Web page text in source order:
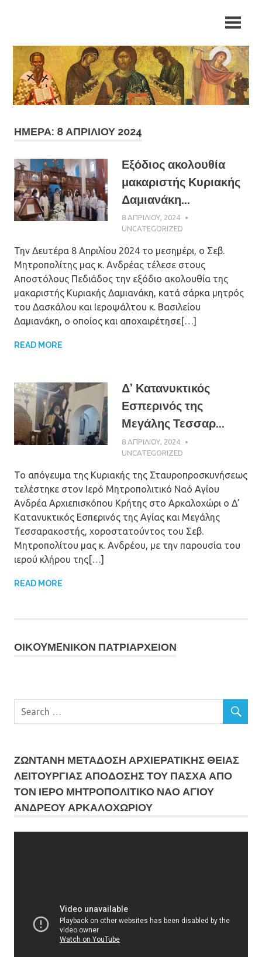
Μητρόπολη
Αρκαλοχωρίου,
Καστελλίου
και
Βιάννου
Καστελλίου
και
Βιάννου
ΗΜΈΡΑ: 8 ΑΠΡΙΛΊΟΥ 2024
Εξόδιος ακολουθία
μακαριστής Κυριακής
Δαμιανάκη...
8 ΑΠΡΙΛΊΟΥ, 2024
UNCATEGORIZED
Την Δευτέρα 8 Απριλίου 2024 το μεσημέρι, ο Σεβ.
Μητροπολίτης μας κ. Ανδρέας τέλεσε στους
Αποστόλους Πεδιάδος την εξόδιο ακολουθία της
μακαριστής Κυριακής Δαμιανάκη, κατά σάρκα μητρός
του Δασκάλου και Ιεροψάλτου κ. Βασιλείου
Δαμιανάκη, ο οποίος και αποχαιρέτησε[…]
READ MORE
Δ’ Κατανυκτικός
Εσπερινός της
Μεγάλης Τεσσαρ...
8 ΑΠΡΙΛΊΟΥ, 2024
UNCATEGORIZED
Το απόγευμα της Κυριακής της Σταυροπροσκυνήσεως
τελέστηκε στον Ιερό Μητροπολιτικό Ναό Αγίου
Ανδρέα Αρχιεπισκόπου Κρήτης στο Αρκαλοχώρι ο Δ’
Κατανυκτικός Εσπερινός της Αγίας και Μεγάλης
Τεσσαρακοστής, χοροστατούντος του Σεβ.
Μητροπολίτου μας κ. Ανδρέου, με την παρουσία του
ιερού κλήρου της[…]
READ MORE
ΟΙΚOYΜEΝΙΚΟΝ ΠΑΤΡΙΑΡΧΕΙΟΝ
ΖΩΝΤΑΝΗ ΜΕΤΆΔΟΣΗ ΑΡΧΙΕΡΑΤΙΚΗΣ ΘΕΙΑΣ
ΛΕΙΤΟΥΡΓΙΑΣ ΑΠΟΔΟΣΗΣ ΤΟΥ ΠΑΣΧΑ ΑΠΟ
ΤΟΝ ΙΕΡΟ ΜΗΤΡΟΠΟΛΙΤΙΚΟ ΝΑΟ ΑΓΙΟΥ
ΑΝΔΡΕΟΥ ΑΡΚΑΛΟΧΩΡΙΟΥ